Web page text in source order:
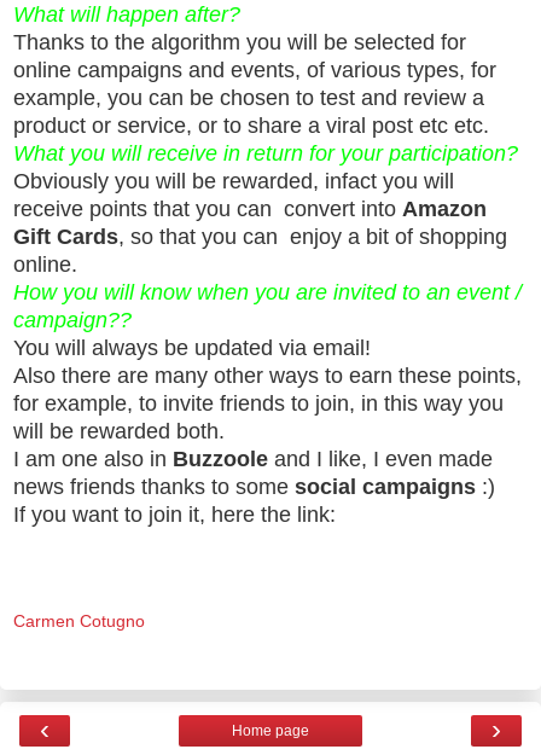
What will happen after?
Thanks to the algorithm you will be selected for
online campaigns and events, of various types, for
example, you can be chosen to test and review a
product or service, or to share a viral post etc etc.
What you will receive in return for your participation?
Obviously you will be rewarded, infact you will
receive points that you can convert into Amazon
Gift Cards, so that you can enjoy a bit of shopping
online.
How you will know when you are invited to an event /
campaign??
You will always be updated via email!
Also there are many other ways to earn these points,
for example, to invite friends to join, in this way you
will be rewarded both.
I am one also in Buzzoole and I like, I even made
news friends thanks to some social campaigns :)
If you want to join it, here the link:
Carmen Cotugno
‹ ›
Home page